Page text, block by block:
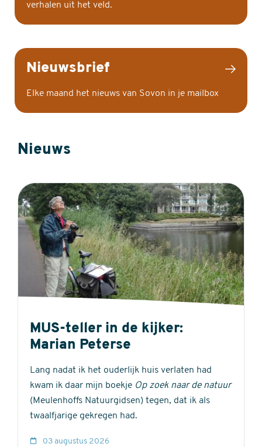
verhalen uit het veld.
Nieuwsbrief
Elke maand het nieuws van Sovon in je mailbox
Nieuws
MUS-teller in de kijker:
Marian Peterse
Lang nadat ik het ouderlijk huis verlaten had
kwam ik daar mijn boekje Op zoek naar de natuur
(Meulenhoffs Natuurgidsen) tegen, dat ik als
twaalfjarige gekregen had.
03 augustus 2026